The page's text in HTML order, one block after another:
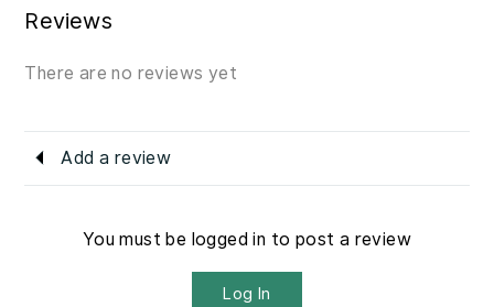
Reviews
There are no reviews yet
Add a review
You must be logged in to post a review
Log In